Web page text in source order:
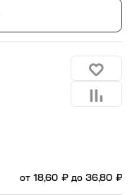
от18,60 ₽до36,80 ₽